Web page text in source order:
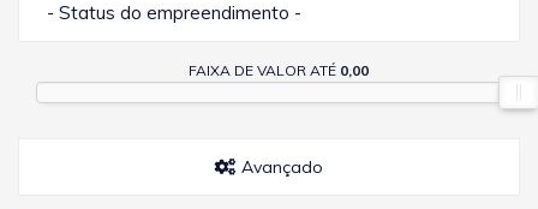
- Status do empreendimento -
FAIXA DE VALOR ATÉ 0,00
Avançado